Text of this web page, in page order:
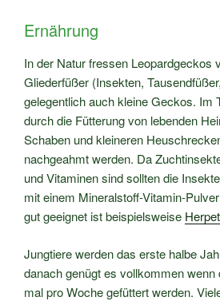
Ernährung
In der Natur fressen Leopardgeckos
Gliederfüßer (Insekten,
gelegentlich auch kleine Geckos. Im
durch die Fütterung von lebenden
Schaben und kleineren
nachgeahmt werden. Da
und Vitaminen sind sollten die
mit einem Mineralstoff-Vitamin-
gut geeignet ist beispielsweise
Jungtiere werden das erste halbe
danach genügt es vollkommen wenn
mal pro Woche gefüttert werden.